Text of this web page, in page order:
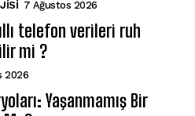
7 Ağustos 2026
telefon verileri ruh
mi ?
2026
Yaşanmamış Bir